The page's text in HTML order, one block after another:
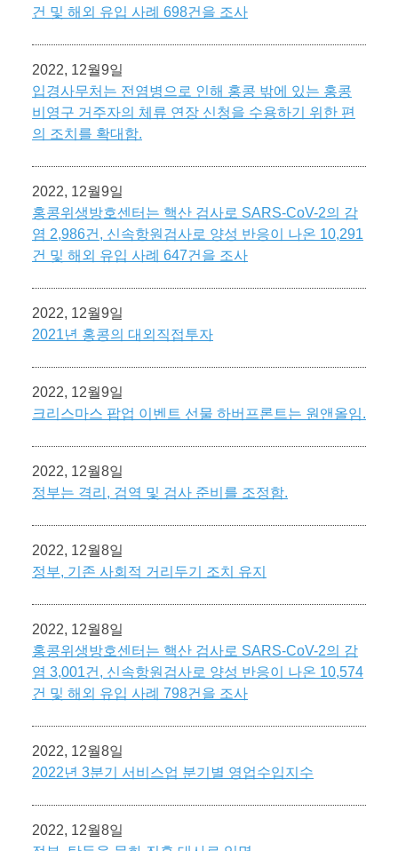
건 및 해외 유입 사례 698건을 조사
2022, 12월9일
입경사무처는 전염병으로 인해 홍콩 밖에 있는 홍콩
비영구 거주자의 체류 연장 신청을 수용하기 위한 편
의 조치를 확대함.
2022, 12월9일
홍콩위생방호센터는 핵산 검사로 SARS-CoV-2의 감
염 2,986건, 신속항원검사로 양성 반응이 나온 10,291
건 및 해외 유입 사례 647건을 조사
2022, 12월9일
2021년 홍콩의 대외직접투자
2022, 12월9일
크리스마스 팝업 이벤트 선물 하버프론트는 원앤올임.
2022, 12월8일
정부는 격리, 검역 및 검사 준비를 조정함.
2022, 12월8일
정부, 기존 사회적 거리두기 조치 유지
2022, 12월8일
홍콩위생방호센터는 핵산 검사로 SARS-CoV-2의 감
염 3,001건, 신속항원검사로 양성 반응이 나온 10,574
건 및 해외 유입 사례 798건을 조사
2022, 12월8일
2022년 3분기 서비스업 분기별 영업수입지수
2022, 12월8일